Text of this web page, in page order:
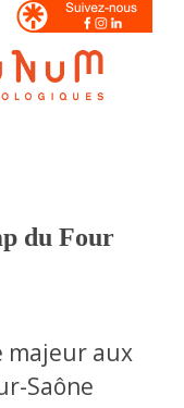
du Four
majeur aux
Saône